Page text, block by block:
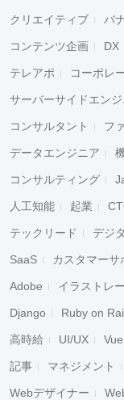
クリエイティブ バ
コンテンツ企画 DX
テレアポ コーポレ
サーバーサイドエン
コンサルタント フ
データエンジニア
コンサルティング
人工知能 起業
テックリード デジ
SaaS カスタマーサ
Adobe イラストレ
Django Ruby on
高時給 UI/UX
記事 マネジメント
Webデザイナー